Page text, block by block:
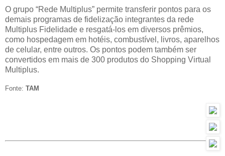
O grupo “Rede Multiplus” permite transferir pontos para os
demais programas de fidelização integrantes da rede
Multiplus Fidelidade e resgatá-los em diversos prêmios,
como hospedagem em hotéis, combustível, livros, aparelhos
de celular, entre outros. Os pontos podem também ser
convertidos em mais de 300 produtos do Shopping Virtual
Multiplus.
Fonte: TAM